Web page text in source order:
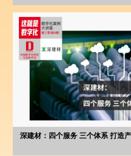
深建材：四个服务 三个体系 打造